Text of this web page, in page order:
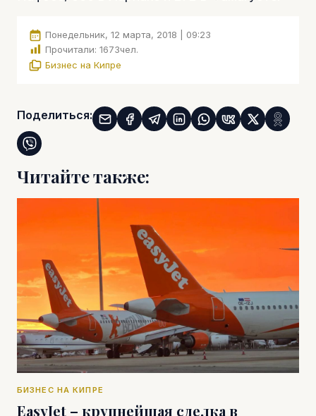
Понедельник, 12 марта, 2018 | 09:23
Прочитали: 1673чел.
Бизнес на Кипре
Поделиться:
Читайте также:
БИЗНЕС НА КИПРЕ
EasyJet – крупнейшая сделка в